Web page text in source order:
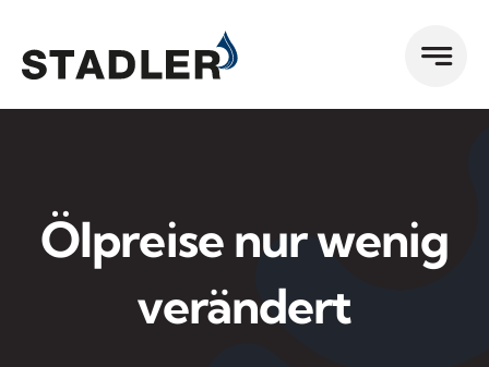
Inhalt
springen
Ölpreise nur wenig
verändert